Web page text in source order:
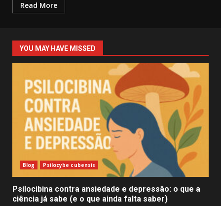
Read More
YOU MAY HAVE MISSED
Blog Psilocybe cubensis
Psilocibina contra ansiedade e depressão: o que a
ciência já sabe (e o que ainda falta saber)